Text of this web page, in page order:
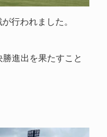
行われました。
進出を果たすこと